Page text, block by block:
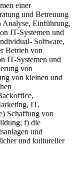
einer
und Betreuung
Einführung,
IT-Systemen und
Software,
Betrieb von
IT-Systemen und
von
von kleinen und
IT,
Schaffung von
f) die
und
und kultureller